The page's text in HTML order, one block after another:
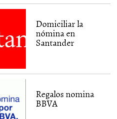
Domiciliar la
nómina en
Santander
Regalos nomina
BBVA